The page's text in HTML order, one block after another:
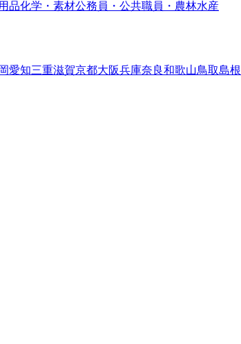
品化学・素材公務員・公共職員・農林水産
愛知三重滋賀京都大阪兵庫奈良和歌山鳥取島根